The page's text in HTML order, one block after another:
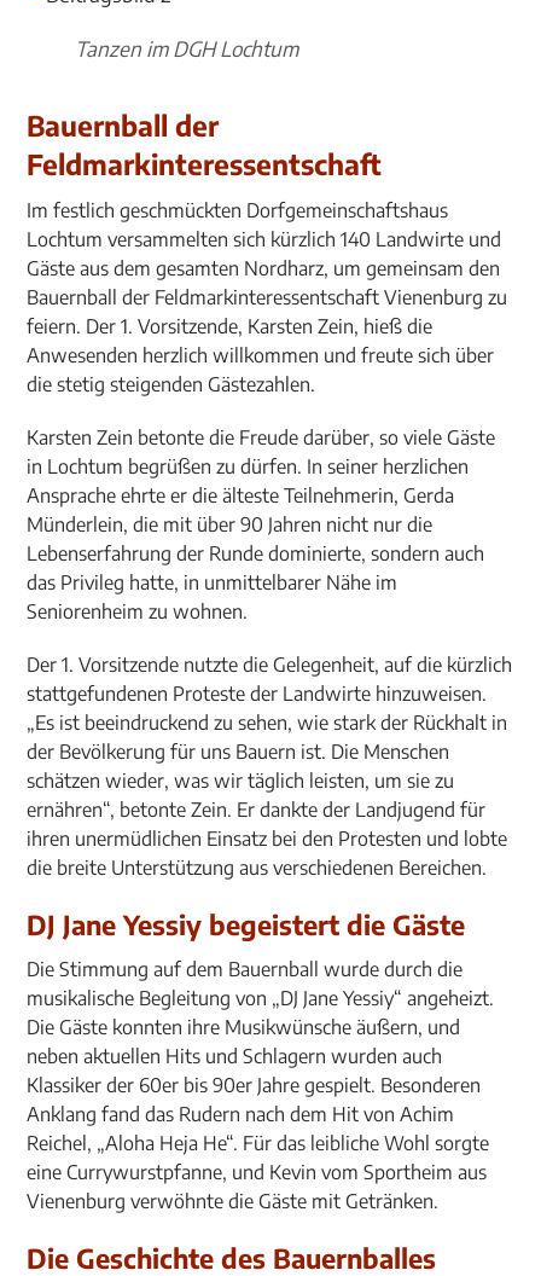
Tanzen im DGH Lochtum
Bauernball der
Feldmarkinteressentschaft
Im festlich geschmückten Dorfgemeinschaftshaus
Lochtum versammelten sich kürzlich 140 Landwirte und
Gäste aus dem gesamten Nordharz, um gemeinsam den
Bauernball der Feldmarkinteressentschaft Vienenburg zu
feiern. Der 1. Vorsitzende, Karsten Zein, hieß die
Anwesenden herzlich willkommen und freute sich über
die stetig steigenden Gästezahlen.
Karsten Zein betonte die Freude darüber, so viele Gäste
in Lochtum begrüßen zu dürfen. In seiner herzlichen
Ansprache ehrte er die älteste Teilnehmerin, Gerda
Münderlein, die mit über 90 Jahren nicht nur die
Lebenserfahrung der Runde dominierte, sondern auch
das Privileg hatte, in unmittelbarer Nähe im
Seniorenheim zu wohnen.
Der 1. Vorsitzende nutzte die Gelegenheit, auf die kürzlich
stattgefundenen Proteste der Landwirte hinzuweisen.
„Es ist beeindruckend zu sehen, wie stark der Rückhalt in
der Bevölkerung für uns Bauern ist. Die Menschen
schätzen wieder, was wir täglich leisten, um sie zu
ernähren“, betonte Zein. Er dankte der Landjugend für
ihren unermüdlichen Einsatz bei den Protesten und lobte
die breite Unterstützung aus verschiedenen Bereichen.
DJ Jane Yessiy begeistert die Gäste
Die Stimmung auf dem Bauernball wurde durch die
musikalische Begleitung von „DJ Jane Yessiy“ angeheizt.
Die Gäste konnten ihre Musikwünsche äußern, und
neben aktuellen Hits und Schlagern wurden auch
Klassiker der 60er bis 90er Jahre gespielt. Besonderen
Anklang fand das Rudern nach dem Hit von Achim
Reichel, „Aloha Heja He“. Für das leibliche Wohl sorgte
eine Currywurstpfanne, und Kevin vom Sportheim aus
Vienenburg verwöhnte die Gäste mit Getränken.
Die Geschichte des Bauernballes